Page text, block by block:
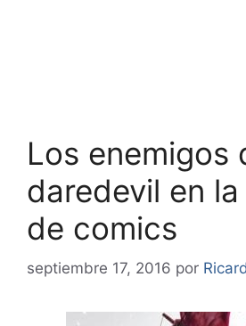
Los enemigos
daredevil en
de comics
septiembre 17, 2016 por